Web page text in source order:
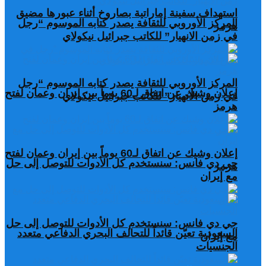
المركز الأوروبي للثقافة يصدر كتابه الموسوم “رجل
في زمن الانهيار” للكاتب جبرائيل نيكولاي
إعلان وشيك عن اتفاق لـ60 يوماً بين إيران وعمان لفتح
هرمز
جي دي فانس: سنستخدم كل الأدوات للتوصل إلى حل
مع إيران
السعودية تعيّن قائداً للتحالف البحري الدفاعي متعدد
الجنسيات
استهداف سفينة إماراتية بصاروخ أثناء عبورها مضيق
هرمز
المركز الأوروبي للثقافة يصدر كتابه الموسوم “رجل
في زمن الانهيار” للكاتب جبرائيل نيكولاي
إعلان وشيك عن اتفاق لـ60 يوماً بين إيران وعمان لفتح
هرمز
جي دي فانس: سنستخدم كل الأدوات للتوصل إلى حل
مع إيران